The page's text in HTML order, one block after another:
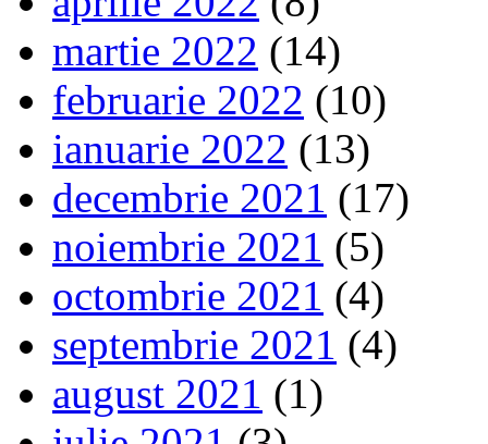
martie 2022 (14)
februarie 2022 (10)
ianuarie 2022 (13)
decembrie 2021 (17)
noiembrie 2021 (5)
octombrie 2021 (4)
septembrie 2021 (4)
august 2021 (1)